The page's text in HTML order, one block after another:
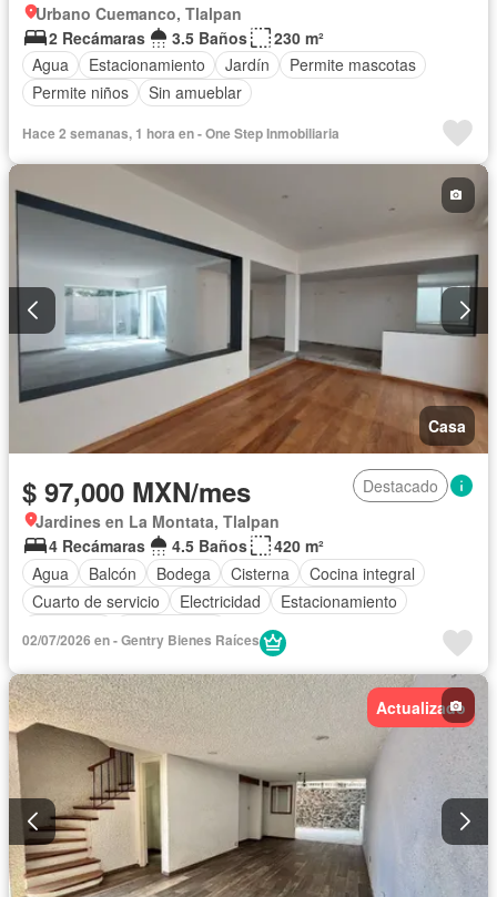
Urbano Cuemanco, Tlalpan
2 Recámaras
3.5 Baños
230 m²
Agua
Estacionamiento Jardín
Permite mascotas
Permite niños
Sin amueblar
Hace 2 semanas, 1 hora en - One Step Inmobiliaria
Casa
$ 97,000 MXN/mes
Destacado
Jardines en La Montata, Tlalpan
4 Recámaras
4.5 Baños
420 m²
Agua
Balcón Bodega Cisterna
Cocina integral
Cuarto de servicio
Electricidad
Estacionamiento
02/07/2026 en - Gentry Bienes Raíces
Actualizado